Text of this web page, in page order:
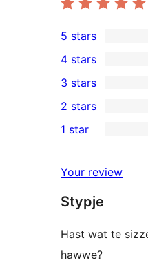
3
5-
star
reviews
5 stars
4-
star
reviews
4 stars
0
3-
star
3 stars
2-
reviews
2 stars
star
reviews
1 star
Your review
Stypje
Hast wat te
hawwe?